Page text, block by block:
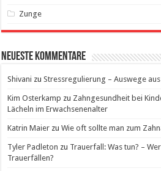
Zunge
Neueste Kommentare
Shivani zuStressregulierung – Auswege
Kim Osterkamp zu Zahngesundheit bei
Lächeln im Erwachsenenalter
Katrin Maier zuWie oft sollte man zum
Tyler Padleton zu Trauerfall: Was tun? –
Trauerfällen?